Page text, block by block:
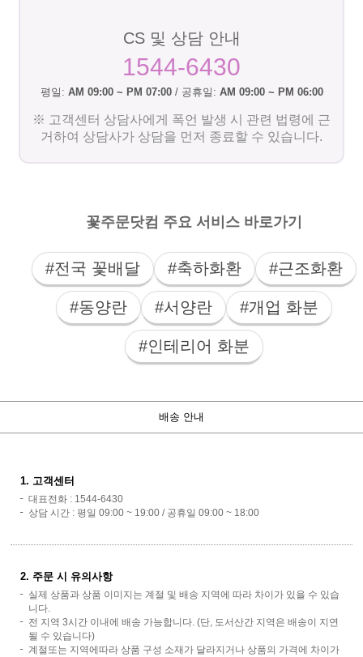
CS 및 상담 안내
1544-6430
평일: AM 09:00 ~ PM 07:00 / 공휴일: AM 09:00 ~ PM 06:00
※ 고객센터 상담사에게 폭언 발생 시 관련 법령에 근
거하여 상담사가 상담을 먼저 종료할 수 있습니다.
꽃주문닷컴 주요 서비스 바로가기
#전국 꽃배달 #축하화환 #근조화환
#동양란 #서양란 #개업 화분
#인테리어 화분
배송 안내
1. 고객센터
대표전화 : 1544-6430
상담 시간 : 평일 09:00 ~ 19:00 / 공휴일 09:00 ~ 18:00
2. 주문 시 유의사항
실제 상품과 상품 이미지는 계절 및 배송 지역에 따라 차이가 있을 수 있습
니다.
전 지역 3시간 이내에 배송 가능합니다. (단, 도서산간 지역은 배송이 지연
될 수 있습니다)
계절또는 지역에따라 상품 구성 소재가 달라지거나 상품의 가격에 차이가